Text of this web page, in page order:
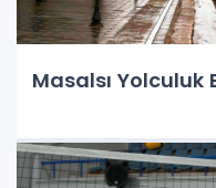
Masalsı Yolculuk